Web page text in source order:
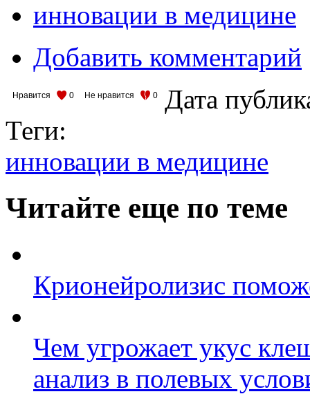
инновации в медицине
Добавить комментарий
Нравится 0 Не нравится 0
Дата
Теги:
инновации в медицине
Читайте еще по теме
Крионейролизис
Чем угрожает укус
анализ в полевых